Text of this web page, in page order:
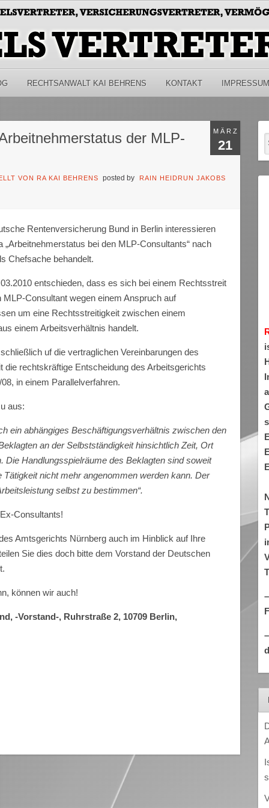
RECHTSANWALT KAI BEHRENS KONTAKT IMPRESSUM
MÄRZ
21
der MLP-
VON RA KAI BEHRENS posted by RAIN HEIDRUN JAKOBS
Rentenversicherung Bund in Berlin interessieren
bei den MLP-Consultants“ nach
Chefsache behandelt.
entschieden, dass es sich bei einem Rechtsstreit
Consultant wegen einem Anspruch auf
um eine Rechtsstreitigkeit zwischen einem
einem Arbeitsverhältnis handelt.
uf die vertraglichen Vereinbarungen des
die rechtskräftige Entscheidung des Arbeitsgerichts
in einem Parallelverfahren.
aus:
ein abhängiges Beschäftigungsverhältnis zwischen den
an der Selbstständigkeit hinsichtlich Zeit, Ort
Die Handlungsspielräume des Beklagten sind soweit
nicht mehr angenommen werden kann. Der
selbst zu bestimmen“.
Consultants!
Amtsgerichts Nürnberg auch im Hinblick auf Ihre
Sie dies doch bitte dem Vorstand der Deutschen
können wir auch!
-Vorstand-, Ruhrstraße 2, 10709 Berlin,